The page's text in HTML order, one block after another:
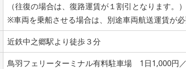
（往復の場合は、復路運賃が１割引となります。）
※車両を乗船させる場合は、別途車両航送運賃が必
近鉄中之郷駅より徒歩３分
鳥羽フェリーターミナル有料駐車場 1日1,000円／